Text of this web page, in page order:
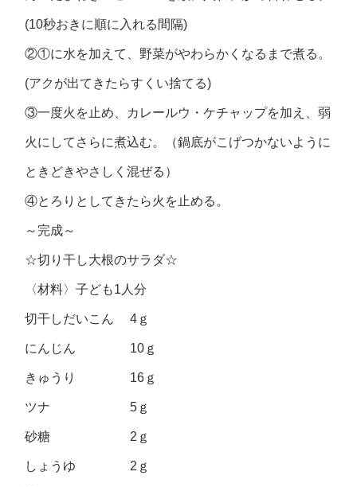
(10秒おきに順に入れる間隔)
②①に水を加えて、野菜がやわらかくなるまで煮る。
(アクが出てきたらすくい捨てる)
③一度火を止め、カレールウ・ケチャップを加え、弱
火にしてさらに煮込む。（鍋底がこげつかないように
ときどきやさしく混ぜる）
④とろりとしてきたら火を止める。
～完成～
☆切り干し大根のサラダ☆
〈材料〉子ども1人分
切干しだいこん 4ｇ
にんじん 10ｇ
きゅうり 16ｇ
ツナ 5ｇ
砂糖 2ｇ
しょうゆ 2ｇ